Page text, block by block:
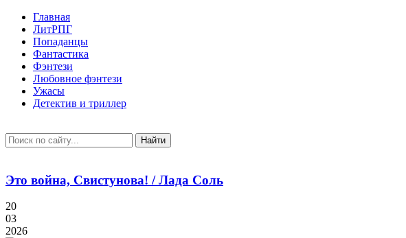
Главная
ЛитРПГ
Попаданцы
Фантастика
Фэнтези
Любовное фэнтези
Ужасы
Детектив и триллер
Найти
Это война, Свистунова! / Лада Соль
20
03
2026